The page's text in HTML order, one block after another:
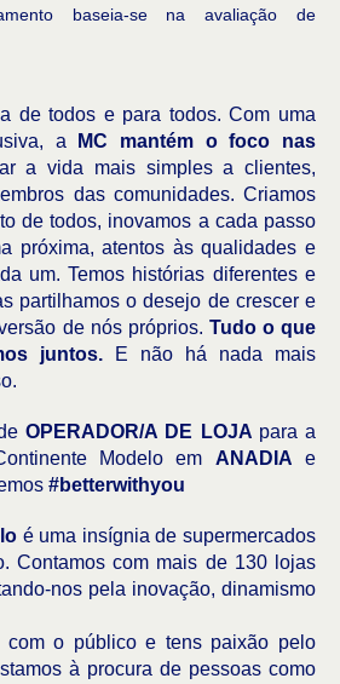
baseia-se na avaliação de
de todos e para todos. Com uma
a
MC mantém o foco nas
a vida mais simples a clientes,
das comunidades. Criamos
de todos, inovamos a cada passo
próxima, atentos às qualidades e
um. Temos histórias diferentes e
partilhamos o desejo de crescer e
de nós próprios. Tudo o que
juntos.
E não há nada mais
OPERADOR/A DE LOJA para a
Modelo em ANADIAe
#betterwithyou
é uma insígnia de supermercados
Contamos com mais de 130 lojas
nos pela inovação, dinamismo
com o público e tens paixão pelo
à procura de pessoas como